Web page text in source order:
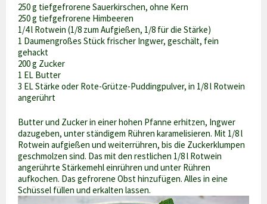
250 g tiefgefrorene Sauerkirschen, ohne Kern
250 g tiefgefrorene Himbeeren
1/4 l Rotwein (1/8 zum Aufgießen, 1/8 für die Stärke)
1 Daumengroßes Stück frischer Ingwer, geschält, fein
gehackt
200 g Zucker
1 EL Butter
3 EL Stärke oder Rote-Grütze-Puddingpulver, in 1/8 l Rotwein
angerührt
Butter und Zucker in einer hohen Pfanne erhitzen, Ingwer
dazugeben, unter ständigem Rühren karamelisieren. Mit 1/8 l
Rotwein aufgießen und weiterrühren, bis die Zuckerklumpen
geschmolzen sind. Das mit den restlichen 1/8 l Rotwein
angerührte Stärkemehl einrühren und unter Rühren
aufkochen. Das gefrorene Obst hinzufügen. Alles in eine
Schüssel füllen und erkalten lassen.